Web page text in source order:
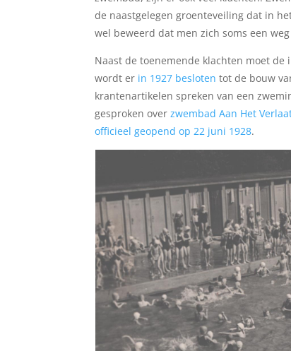
de naastgelegen groenteveiling dat in
wel beweerd dat men zich soms een
Naast de toenemende klachten moet
wordt er in 1927 besloten tot de bouw
krantenartikelen spreken van een
gesproken overzwembad Aan Het
officieel geopend op 22 juni 1928.